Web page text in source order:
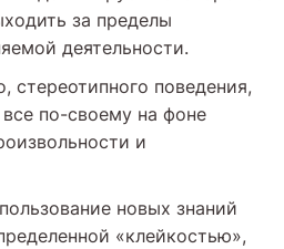
за пределы
деятельности.
стереотипного поведения,
по-своему на фоне
и
новых знаний
«клейкостью»,